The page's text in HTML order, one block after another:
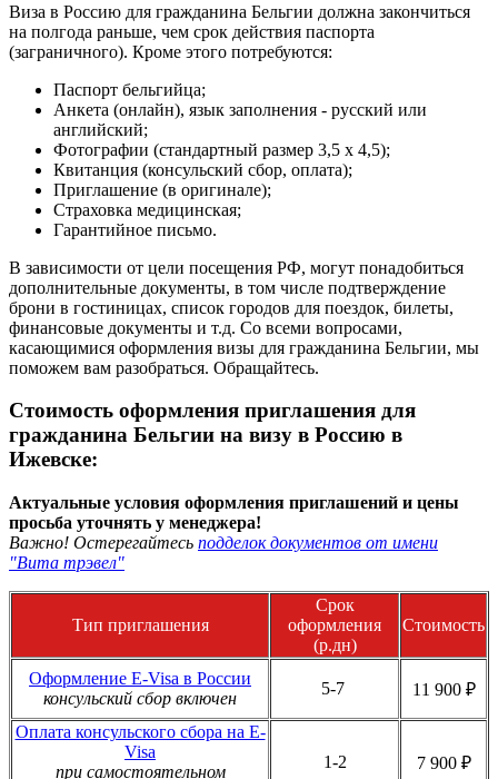
Виза в Россию для гражданина Бельгии должна закончиться
на полгода раньше, чем срок действия паспорта
(заграничного). Кроме этого потребуются:
Паспорт бельгийца;
Анкета (онлайн), язык заполнения - русский или
английский;
Фотографии (стандартный размер 3,5 х 4,5);
Квитанция (консульский сбор, оплата);
Приглашение (в оригинале);
Страховка медицинская;
Гарантийное письмо.
В зависимости от цели посещения РФ, могут понадобиться
дополнительные документы, в том числе подтверждение
брони в гостиницах, список городов для поездок, билеты,
финансовые документы и т.д. Со всеми вопросами,
касающимися оформления визы для гражданина Бельгии, мы
поможем вам разобраться. Обращайтесь.
Стоимость оформления приглашения для
гражданина Бельгии на визу в Россию в
Ижевске:
Актуальные условия оформления приглашений и цены
просьба уточнять у менеджера!
Важно! Остерегайтесь подделок документов от имени
"Вита трэвел"
Тип приглашения
Срок
оформления
(р.дн)
Стоимость
Оформление E-Visa в России
консульский сбор включен
5-7 11 900 ₽
Оплата консульского сбора на E-
Visa
при самостоятельном
1-2 7 900 ₽